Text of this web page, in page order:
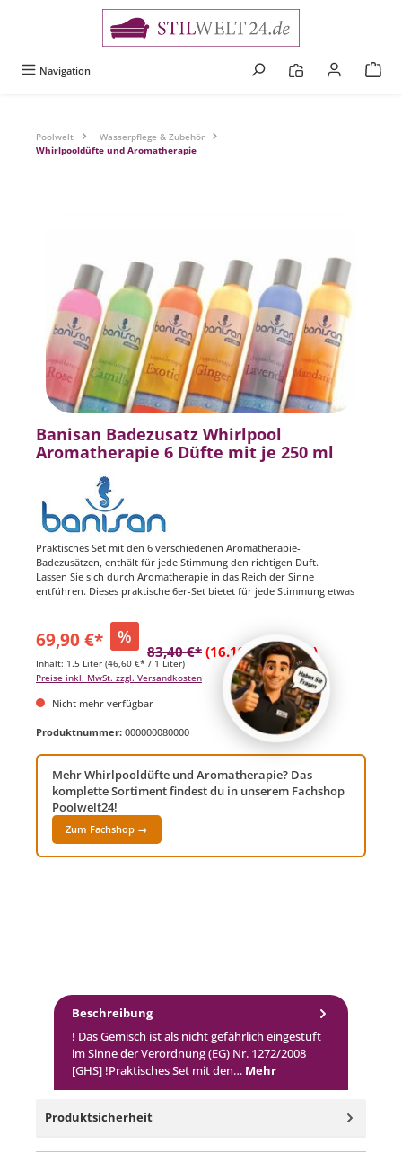
Navigation
Poolwelt
Wasserpflege & Zubehör
Whirlpooldüfte und Aromatherapie
Banisan Badezusatz Whirlpool
Aromatherapie 6 Düfte mit je 250 ml
Praktisches Set mit den 6 verschiedenen Aromatherapie-
Badezusätzen, enthält für jede Stimmung den richtigen Duft.
Lassen Sie sich durch Aromatherapie in das Reich der Sinne
entführen. Dieses praktische 6er-Set bietet für jede Stimmung etwas
69,90 €* %
83,40 €* (16.19% gespart)
Inhalt: 1.5 Liter (46,60 €* / 1 Liter)
Preise inkl. MwSt. zzgl. Versandkosten
Nicht mehr verfügbar
Produktnummer: 000000080000
Mehr Whirlpooldüfte und Aromatherapie? Das
komplette Sortiment findest du in unserem Fachshop
Poolwelt24!
Zum Fachshop →
Beschreibung
! Das Gemisch ist als nicht gefährlich eingestuft
im Sinne der Verordnung (EG) Nr. 1272/2008
[GHS] !Praktisches Set mit den… Mehr
Produktsicherheit